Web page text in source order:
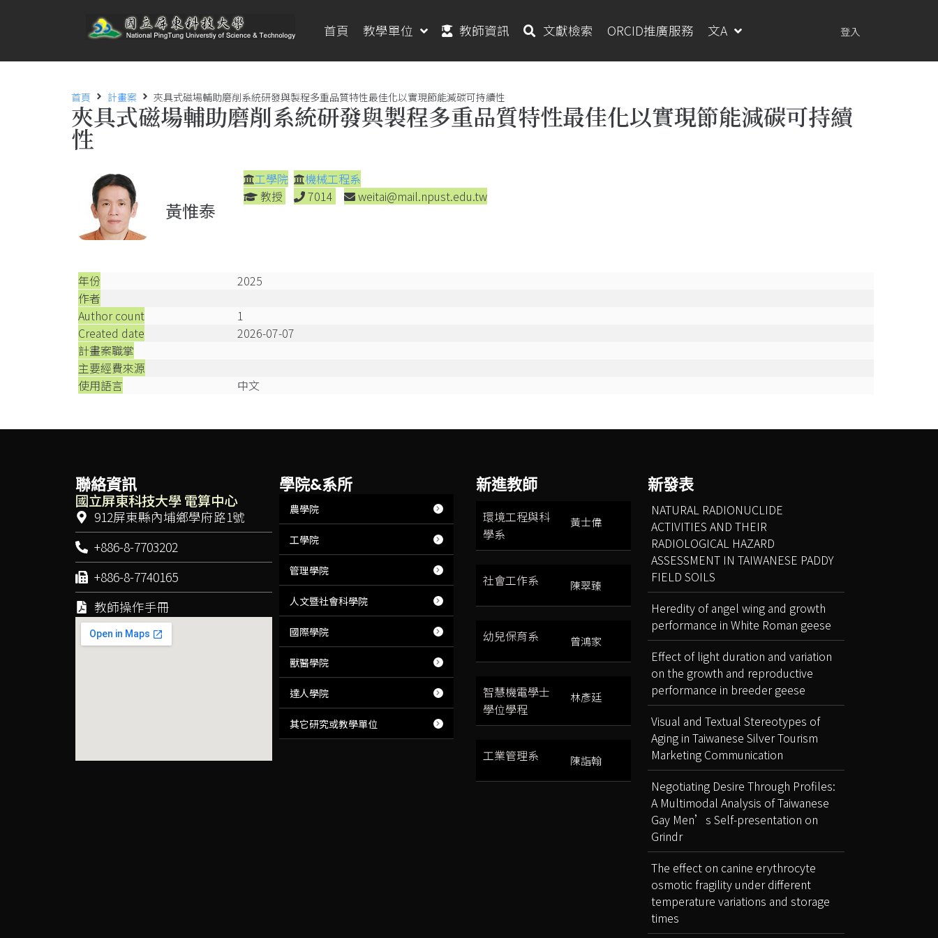
首頁 教學單位 教師資訊 文獻檢索 ORCID推廣服務 文A 登入
首頁 計畫案 夾具式磁場輔助磨削系統研發與製程多重品質特性最佳化以實現節能減碳可持續性
夾具式磁場輔助磨削系統研發與製程多重品質特性最佳化以實現節能減碳可持續
性
黃惟泰
工學院
機械工程系
教授
7014 weitai@mail.npust.edu.tw
年份
2025
作者
Author count
1
Created date
2026-07-07
計畫案職掌
主要經費來源
使用語言
中文
聯絡資訊
國立屏東科技大學 電算中心
912屏東縣內埔鄉學府路1號
+886-8-7703202
+886-8-7740165
教師操作手冊
學院&系所
農學院
工學院
管理學院
人文暨社會科學院
國際學院
獸醫學院
達人學院
其它研究或教學單位
新進教師
環境工程與科
學系
黃士偉
社會工作系 陳翠臻
幼兒保育系 曾鴻家
智慧機電學士
學位學程
林彥廷
工業管理系 陳詣翰
新發表
NATURAL RADIONUCLIDE
ACTIVITIES AND THEIR
RADIOLOGICAL HAZARD
ASSESSMENT IN TAIWANESE PADDY
FIELD SOILS
Heredity of angel wing and growth
performance in White Roman geese
Effect of light duration and variation
on the growth and reproductive
performance in breeder geese
Visual and Textual Stereotypes of
Aging in Taiwanese Silver Tourism
Marketing Communication
Negotiating Desire Through Profiles:
A Multimodal Analysis of Taiwanese
Gay Men’s Self-presentation on
Grindr
The effect on canine erythrocyte
osmotic fragility under different
temperature variations and storage
times